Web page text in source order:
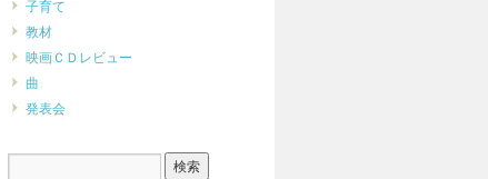
子育て
教材
映画ＣＤレビュー
曲
発表会